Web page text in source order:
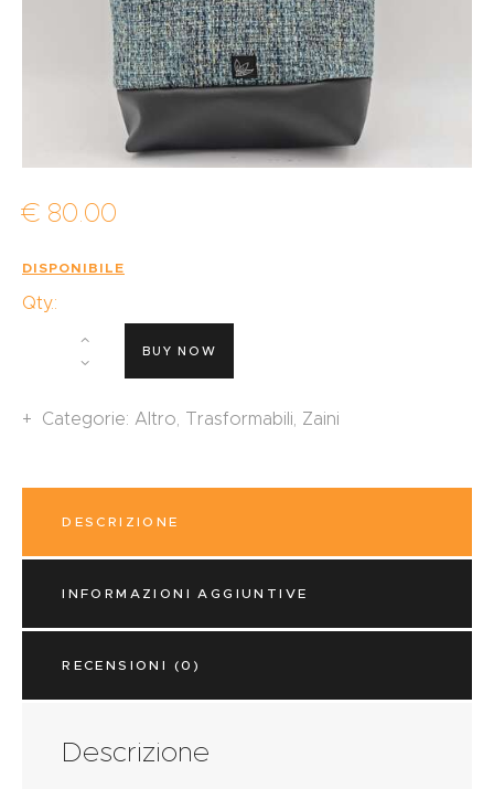
€ 80.00
DISPONIBILE
Qty.:
BUY NOW
Categorie: Altro Trasformabili Zaini
DESCRIZIONE
INFORMAZIONI AGGIUNTIVE
RECENSIONI (0)
Descrizione